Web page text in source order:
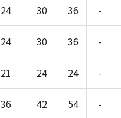
24 30 36 -
24 30 36 -
21 24 24 -
36 42 54 -